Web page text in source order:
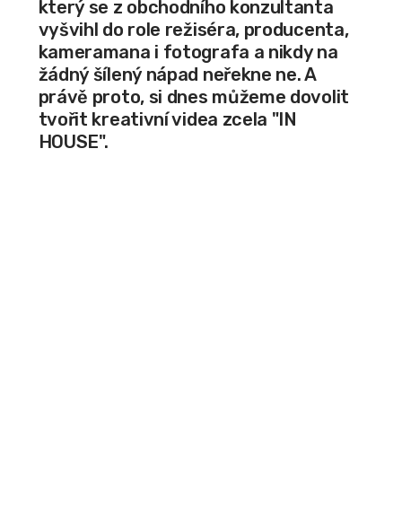
který se z obchodního konzultanta
vyšvihl do role režiséra, producenta,
kameramana i fotografa a nikdy na
žádný šílený nápad neřekne ne. A
právě proto, si dnes můžeme dovolit
tvořit kreativní videa zcela "IN
HOUSE".